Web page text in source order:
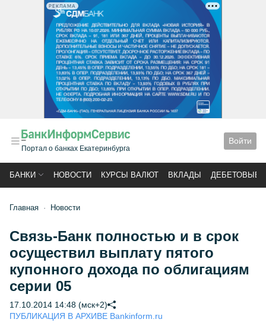
РЕКЛАМА
Портал о банках Екатеринбурга
Войти
БАНКИ НОВОСТИ КУРСЫ ВАЛЮТ ВКЛАДЫ ДЕБЕТОВЫЕ
Главная Новости
Связь-Банк полностью и в срок
осуществил выплату пятого
купонного дохода по облигациям
серии 05
17.10.2014 14:48 (мск+2)
ПУБЛИКАЦИЯ В АРХИВЕ Bankinform.ru